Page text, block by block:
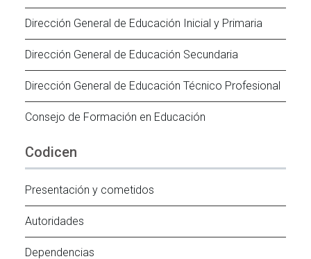
Dirección General de Educación Inicial y Primaria
Dirección General de Educación Secundaria
Dirección General de Educación Técnico Profesional
Consejo de Formación en Educación
Codicen
Presentación y cometidos
Autoridades
Dependencias